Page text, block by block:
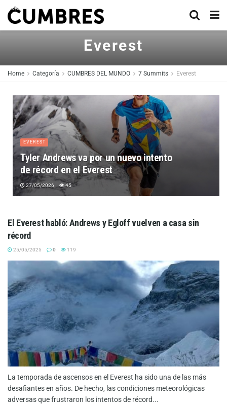
Everest
Home Categoría CUMBRES DEL MUNDO 7 Summits Everest
EVEREST
Tyler Andrews va por un nuevo intento
de récord en el Everest
27/05/2026 45
El Everest habló: Andrews y Egloff vuelven a casa sin
récord
25/05/2025 0 119
La temporada de ascensos en el Everest ha sido una de las más
desafiantes en años. De hecho, las condiciones meteorológicas
adversas que frustraron los intentos de récord...